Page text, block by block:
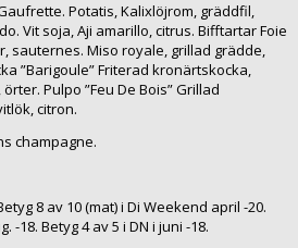
Potatis, Kalixlöjrom, gräddfil,
Vit soja, Aji amarillo, citrus. Bifftartar Foie
sauternes. Miso royale, grillad grädde,
”Barigoule” Friterad kronärtskocka,
Pulpo ”Feu De Bois” Grillad
citron.
champagne.
8 av 10 (mat) i Di Weekend april -20.
-18. Betyg 4 av 5 i DN i juni -18.